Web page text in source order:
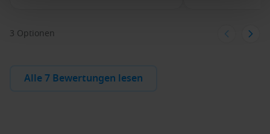
3 Optionen
Alle 7 Bewertungen lesen